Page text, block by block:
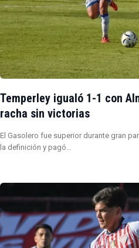
Temperley igualó 1-1 con
racha sin victorias
El Gasolero fue superior durante gran
la definición y pagó…